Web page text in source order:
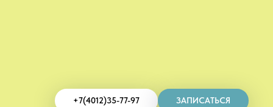
+7(4012)35-77-97 ЗАПИСАТЬСЯ